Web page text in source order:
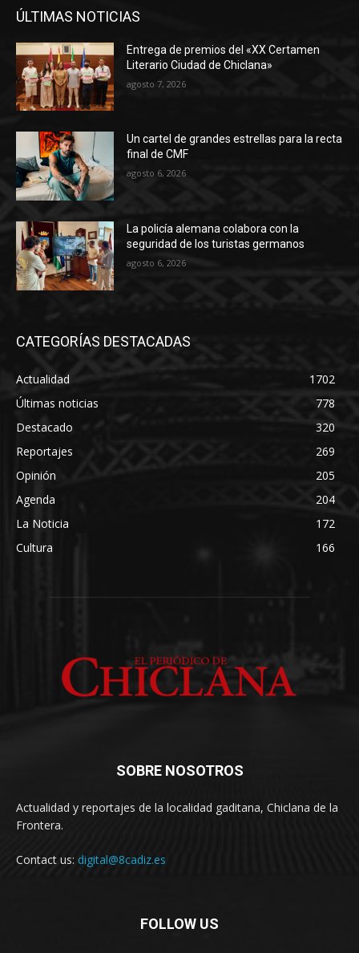
ÚLTIMAS NOTICIAS
Entrega de premios del «XX Certamen
Literario Ciudad de Chiclana»
agosto 7, 2026
Un cartel de grandes estrellas para la recta
final de CMF
agosto 6, 2026
La policía alemana colabora con la
seguridad de los turistas germanos
agosto 6, 2026
CATEGORÍAS DESTACADAS
Actualidad
1702
Últimas noticias
778
Destacado
320
Reportajes
269
Opinión
205
Agenda
204
La Noticia
172
Cultura
166
SOBRE NOSOTROS
Actualidad y reportajes de la localidad gaditana, Chiclana de la
Frontera.
Contact us: digital@8cadiz.es
FOLLOW US